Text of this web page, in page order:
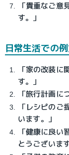
「貴重なご意
す。」
日常生活での
「家の改装
す。」
「旅行計画に
「レシピの
います。」
「健康に良
とうございま